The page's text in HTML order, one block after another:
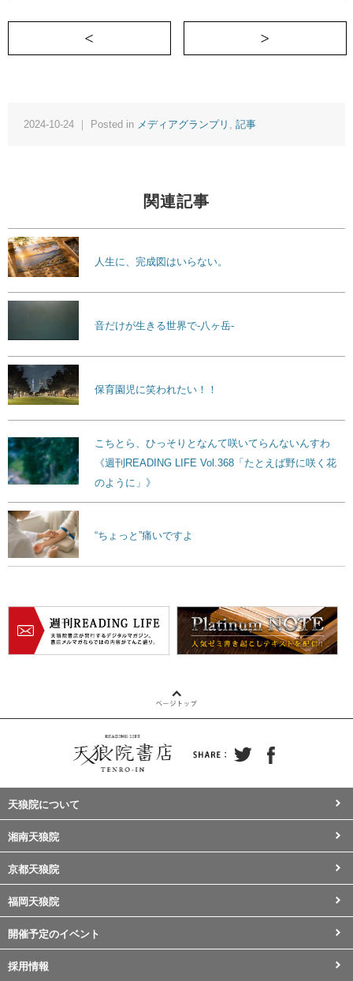
2024-10-24 ｜ Posted in メディアグランプリ 記事
関連記事
人生に、完成図はいらない。
音だけが生きる世界で-八ヶ岳-
保育園児に笑われたい！！
こちとら、ひっそりとなんて咲いてらんないんすわ
《週刊READING LIFE Vol.368「たとえば野に咲く花
のように」》
“ちょっと”痛いですよ
天狼院について
湘南天狼院
京都天狼院
福岡天狼院
開催予定のイベント
採用情報